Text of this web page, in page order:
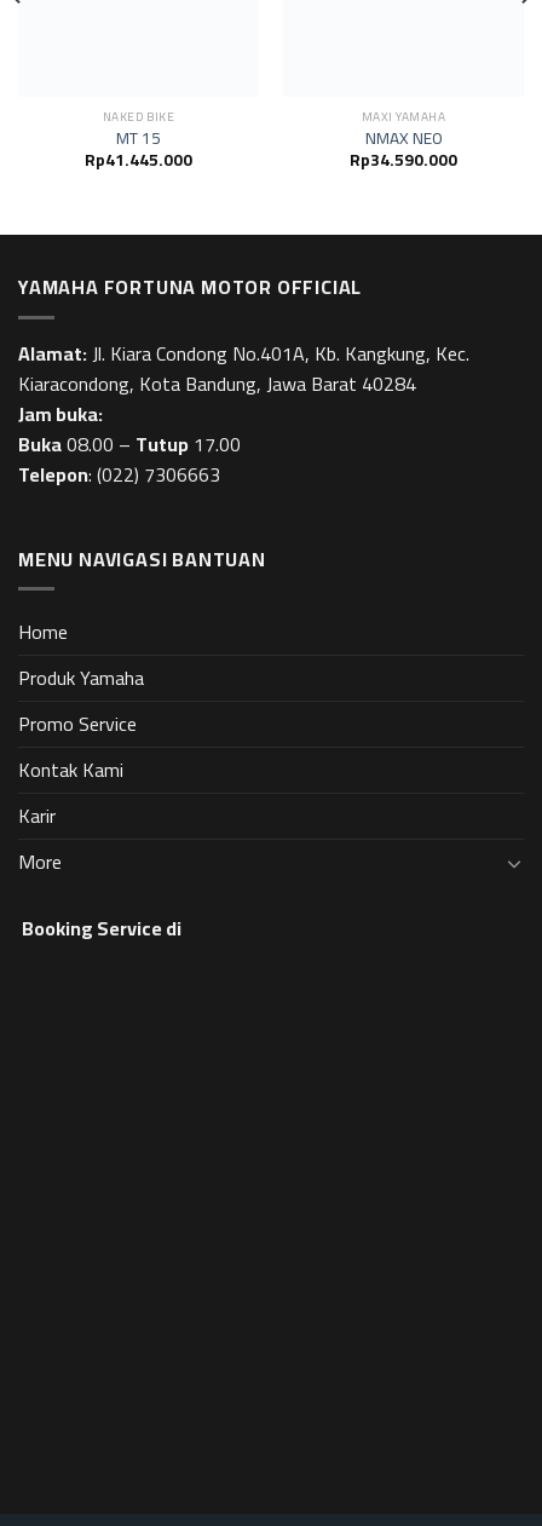
NAKED BIKE
MT 15
Rp41.445.000
MAXI YAMAHA
NMAX NEO
Rp34.590.000
YAMAHA FORTUNA MOTOR OFFICIAL
Alamat:Jl. Kiara Condong No.401A, Kb. Kangkung, Kec.
Kiaracondong, Kota Bandung, Jawa Barat 40284
Jam buka:
Buka08.00 – Tutup17.00
Telepon:(022) 7306663
MENU NAVIGASI BANTUAN
Home
Produk Yamaha
Promo Service
Kontak Kami
Karir
More
Booking Service di